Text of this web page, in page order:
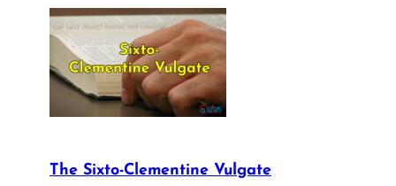
The Sixto-Clementine Vulgate